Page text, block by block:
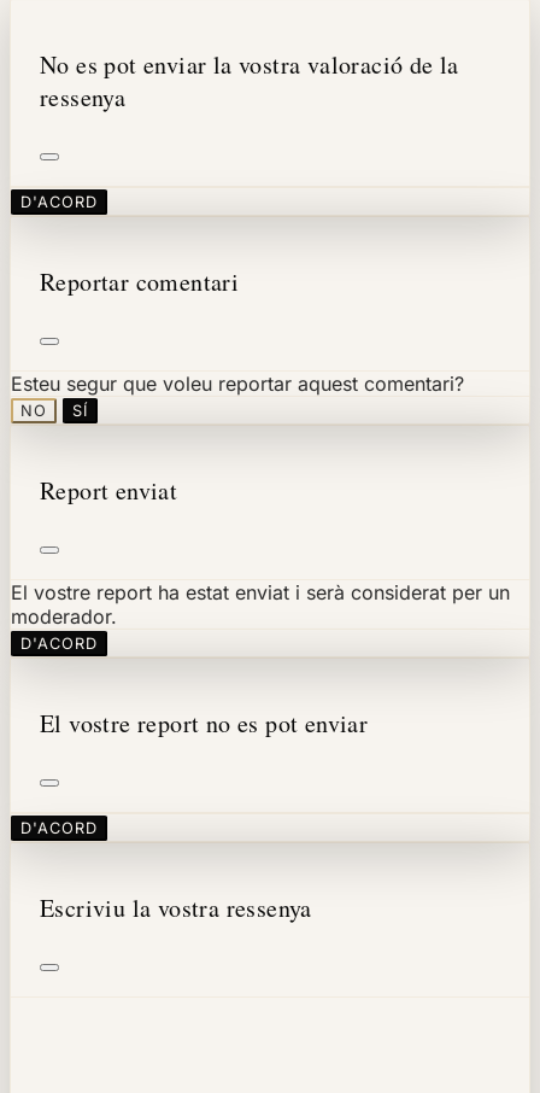
No es pot enviar la vostra valoració de la
ressenya
D'ACORD
Reportar comentari
Esteu segur que voleu reportar aquest comentari?
NO SÍ
Report enviat
El vostre report ha estat enviat i serà considerat per un
moderador.
D'ACORD
El vostre report no es pot enviar
D'ACORD
Escriviu la vostra ressenya